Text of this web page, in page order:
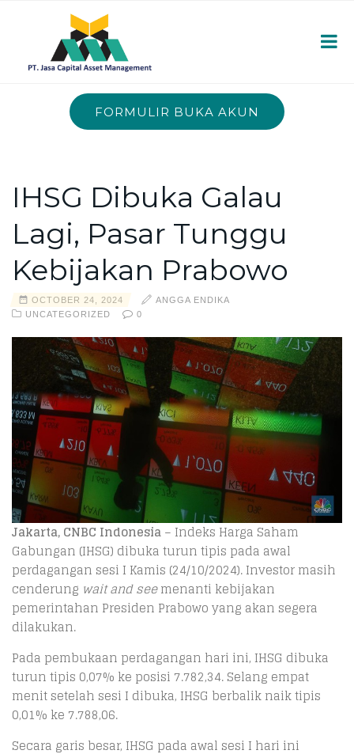
FORMULIR BUKA AKUN
IHSG Dibuka Galau
Lagi, Pasar Tunggu
Kebijakan Prabowo
OCTOBER 24, 2024
ANGGA ENDIKA
UNCATEGORIZED
0
Jakarta, CNBC Indonesia– Indeks Harga Saham
Gabungan (IHSG) dibuka turun tipis pada awal
perdagangan sesi I Kamis (24/10/2024). Investor masih
cenderung wait and seemenanti kebijakan
pemerintahan Presiden Prabowo yang akan segera
dilakukan.
Pada pembukaan perdagangan hari ini, IHSG dibuka
turun tipis 0,07% ke posisi 7.782,34. Selang empat
menit setelah sesi I dibuka, IHSG berbalik naik tipis
0,01% ke 7.788,06.
Secara garis besar, IHSG pada awal sesi I hari ini